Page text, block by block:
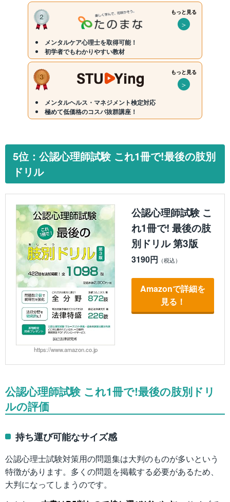
もっと見る
＞
メンタルケア心理士を取得可能！
初学者でもわかりやすい教材
もっと見る
＞
メンタルヘルス・マネジメント検定対応
極めて低価格のコスパ抜群講座！
5位：公認心理師試験 これ1冊で!最後の肢別
ドリル
https://www.amazon.co.jp
公認心理師試験 こ
れ1冊で! 最後の肢
別ドリル 第3版
3190円
Amazonで詳細を
見る！
公認心理師試験 これ1冊で!最後の肢別ドリ
ルの評価
持ち運び可能なサイズ感
公認心理士試験対策用の問題集は大判のものが多いという
特徴があります。多くの問題を掲載する必要があるため、
大判になってしまうのです。